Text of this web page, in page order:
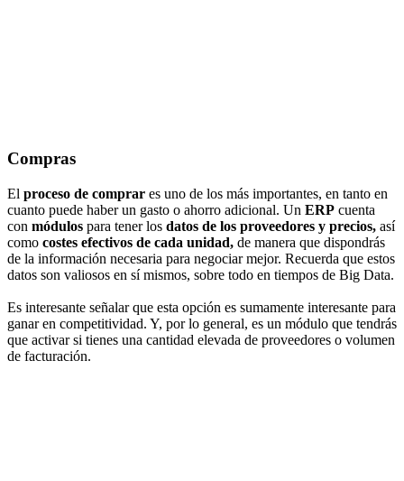
Compras
El proceso de comprar es uno de los más importantes, en tanto en
cuanto puede haber un gasto o ahorro adicional. Un ERP cuenta
con módulos para tener los datos de los proveedores y precios, así
como costes efectivos de cada unidad, de manera que dispondrás
de la información necesaria para negociar mejor. Recuerda que estos
datos son valiosos en sí mismos, sobre todo en tiempos de Big Data.
Es interesante señalar que esta opción es sumamente interesante para
ganar en competitividad. Y, por lo general, es un módulo que tendrás
que activar si tienes una cantidad elevada de proveedores o volumen
de facturación.